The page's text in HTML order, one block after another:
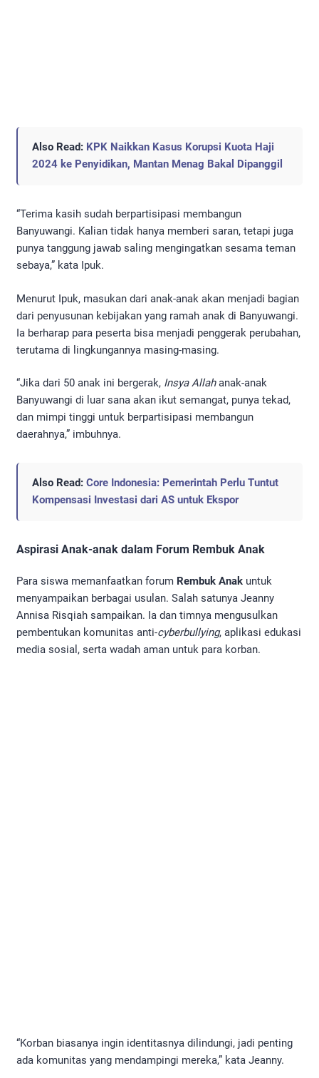
Also Read: KPK Naikkan Kasus Korupsi Kuota Haji
2024 ke Penyidikan, Mantan Menag Bakal Dipanggil
“Terima kasih sudah berpartisipasi membangun
Banyuwangi. Kalian tidak hanya memberi saran, tetapi juga
punya tanggung jawab saling mengingatkan sesama teman
sebaya,” kata Ipuk.
Menurut Ipuk, masukan dari anak-anak akan menjadi bagian
dari penyusunan kebijakan yang ramah anak di Banyuwangi.
Ia berharap para peserta bisa menjadi penggerak perubahan,
terutama di lingkungannya masing-masing.
“Jika dari 50 anak ini bergerak, Insya Allahanak-anak
Banyuwangi di luar sana akan ikut semangat, punya tekad,
dan mimpi tinggi untuk berpartisipasi membangun
daerahnya,” imbuhnya.
Also Read: Core Indonesia: Pemerintah Perlu Tuntut
Kompensasi Investasi dari AS untuk Ekspor
Aspirasi Anak-anak dalam Forum Rembuk Anak
Para siswa memanfaatkan forum Rembuk Anak untuk
menyampaikan berbagai usulan. Salah satunya Jeanny
Annisa Risqiah sampaikan. Ia dan timnya mengusulkan
pembentukan komunitas anti-cyberbullying, aplikasi edukasi
media sosial, serta wadah aman untuk para korban.
“Korban biasanya ingin identitasnya dilindungi, jadi penting
ada komunitas yang mendampingi mereka,” kata Jeanny.